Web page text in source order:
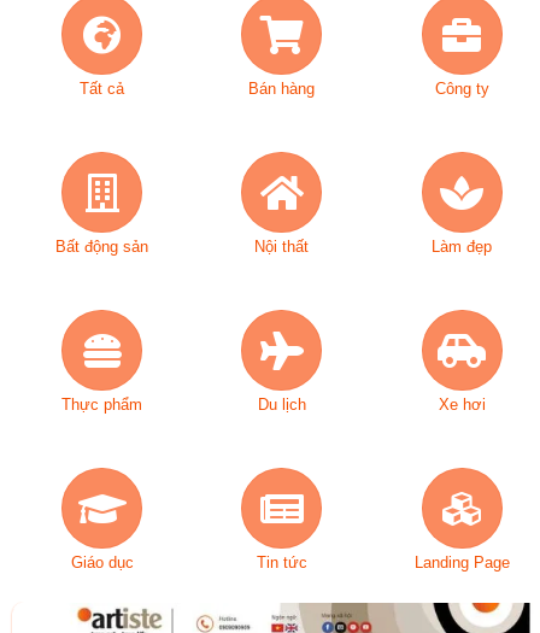
Tất cả Bán hàng Công ty
Bất động sản Nội thất Làm đẹp
Thực phẩm Du lịch Xe hơi
Giáo dục Tin tức Landing Page